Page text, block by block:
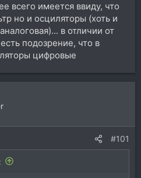
всего имеется ввиду, что
но и осциляторы (хоть и
в отличии от
подозрение, что в
цифровые
#101